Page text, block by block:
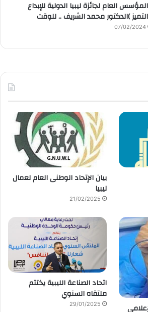
العام لجائزة ليبيا الدولية للإبداع
)الدكتور محمد الشريف .. للوقت
07/02/2024
بيان الإتحاد الوطنى العام لعمال
ليبيا
21/02/2025
اتحاد الصناعة الليبية يختتم
ملتقاه السنوي
29/01/2025